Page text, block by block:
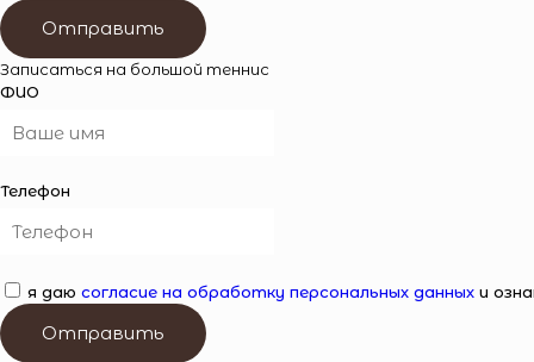
Отправить
Записаться на большой теннис
ФИО
Телефон
я даю согласие на обработку персональных данных и
Отправить